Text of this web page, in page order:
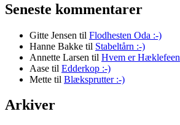
Seneste kommentarer
Gitte Jensen til Flodhesten Oda :-)
Hanne Bakke til Stabeltårn :-)
Annette Larsen til Hvem er Hæklefeen
Aase til Edderkop :-)
Mette til Blæksprutter :-)
Arkiver